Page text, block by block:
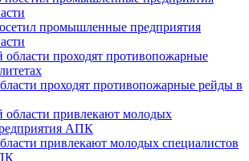
промышленные предприятия
проходят противопожарные рейды в
привлекают молодых специалистов